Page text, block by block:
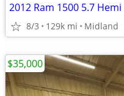
2012 Ram 1500 5.7 Hemi
8/3 129k mi Midland
$35,000